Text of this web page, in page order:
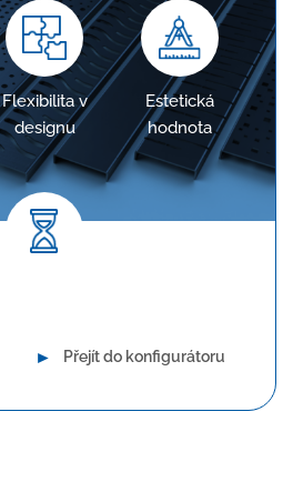
Flexibilita v
designu
Estetická
hodnota
► Přejít do konfigurátoru